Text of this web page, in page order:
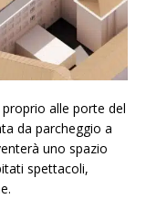
alle porte del
da parcheggio a
uno spazio
spettacoli,